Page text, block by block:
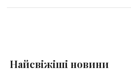
Найсвіжіші новини